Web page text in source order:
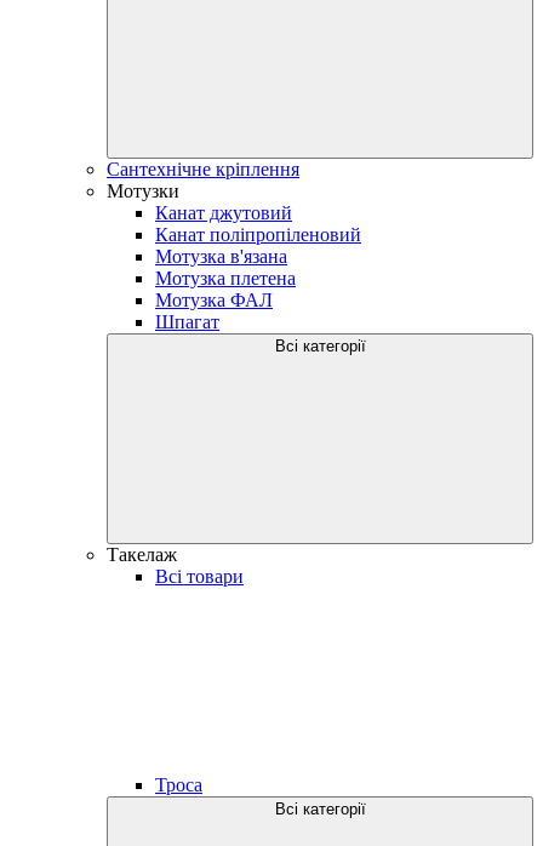
Сантехнічне кріплення
Мотузки
Канат джутовий
Канат поліпропіленовий
Мотузка в'язана
Мотузка плетена
Мотузка ФАЛ
Шпагат
Всі категорії
Такелаж
Всі товари
Троса
Всі категорії